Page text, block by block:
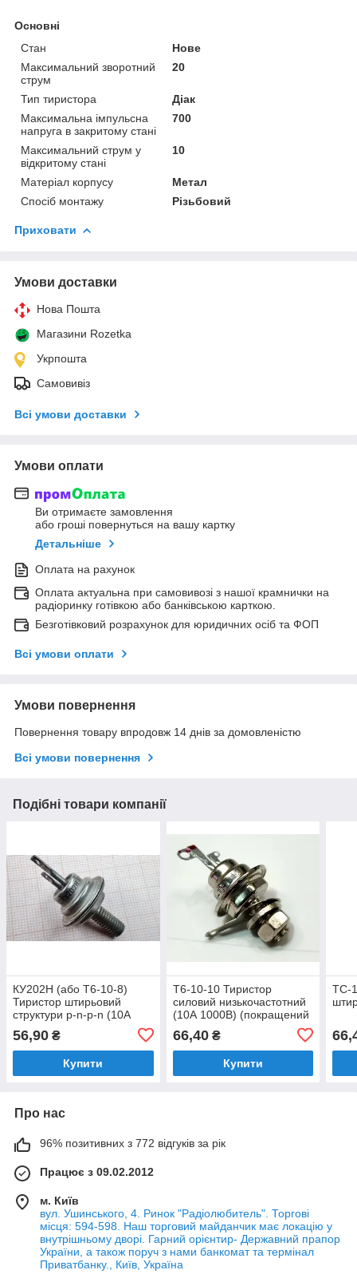
Основні
Стан
Нове
Максимальний зворотний
струм
20
Тип тиристора
Діак
Максимальна імпульсна
напруга в закритому стані
700
Максимальний струм у
відкритому стані
10
Матеріал корпусу
Метал
Спосіб монтажу
Різьбовий
Приховати
Умови доставки
Нова Пошта
Магазини Rozetka
Укрпошта
Самовивіз
Всі умови доставки
Умови оплати
Ви отримаєте замовлення
або гроші повернуться на вашу картку
Детальніше
Оплата на рахунок
Оплата актуальна при самовивозі з нашої крамнички на
радіоринку готівкою або банківською карткою.
Безготівковий розрахунок для юридичних осіб та ФОП
Всі умови оплати
Умови повернення
Повернення товару впродовж 14 днів за домовленістю
Всі умови повернення
Подібні товари компанії
КУ202Н (або Т6-10-8)
Тиристор штирьовий
структури p-n-p-n (10А
56,90 ₴
Купити
Т6-10-10 Тиристор
силовий низькочастотний
(10А 1000В) (покращений
66,40₴
Купити
ТС-
Про нас
96% позитивних з 772 відгуків за рік
Працює з 09.02.2012
м. Київ
вул. Ушинського, 4. Ринок "Радіолюбитель". Торгові
місця: 594-598. Наш торговий майданчик має локацію у
внутрішньому дворі. Гарний орієнтир- Державний прапор
України, а також поруч з нами банкомат та термінал
Приватбанку., Київ, Україна